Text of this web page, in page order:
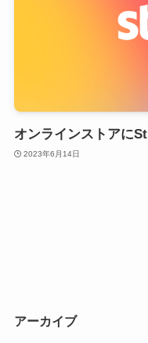
オンラインストアに
2023年6月14日
アーカイブ